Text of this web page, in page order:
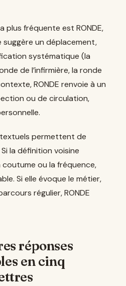
plus fréquente est RONDE,
un déplacement,
systématique (la
de l’infirmière, la ronde
RONDE renvoie à un
ou de circulation,
permettent de
la définition voisine
ou la fréquence,
Si elle évoque le métier,
régulier, RONDE
réponses
en cinq